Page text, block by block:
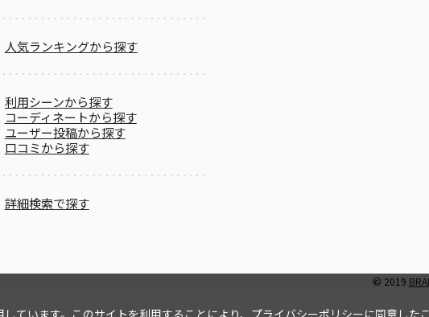
人気ランキングから探す
利用シーンから探す
コーディネートから探す
ユーザー投稿から探す
口コミから探す
詳細検索で探す
© 2019